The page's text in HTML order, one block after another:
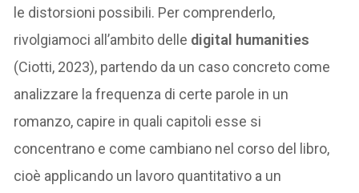
le distorsioni possibili. Per comprenderlo,
rivolgiamoci all’ambito delle digital humanities
(Ciotti, 2023), partendo da un caso concreto come
analizzare la frequenza di certe parole in un
romanzo, capire in quali capitoli esse si
concentrano e come cambiano nel corso del libro,
cioè applicando un lavoro quantitativo a un